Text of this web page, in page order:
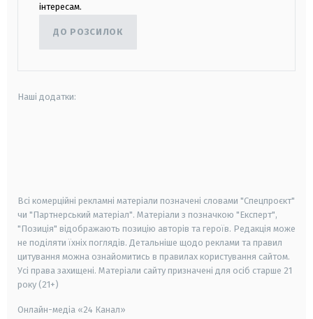
інтересам.
ДО РОЗСИЛОК
Наші додатки:
Всі комерційні рекламні матеріали позначені словами "Спецпроєкт"
чи "Партнерський матеріал". Матеріали з позначкою "Експерт",
"Позиція" відображають позицію авторів та героїв. Редакція може
не поділяти їхніх поглядів. Детальніше щодо реклами та правил
цитування можна ознайомитись в правилах користування сайтом.
Усі права захищені. Матеріали сайту призначені для осіб старше 21
року (21+)
Онлайн-медіа «24 Канал»